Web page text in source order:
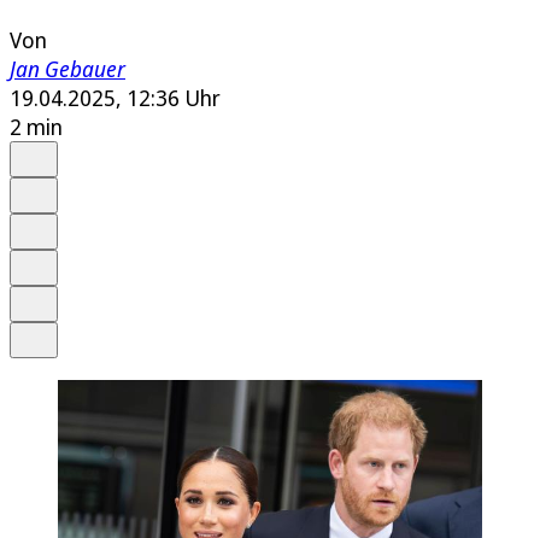
Von
Jan Gebauer
19.04.2025, 12:36 Uhr
2 min